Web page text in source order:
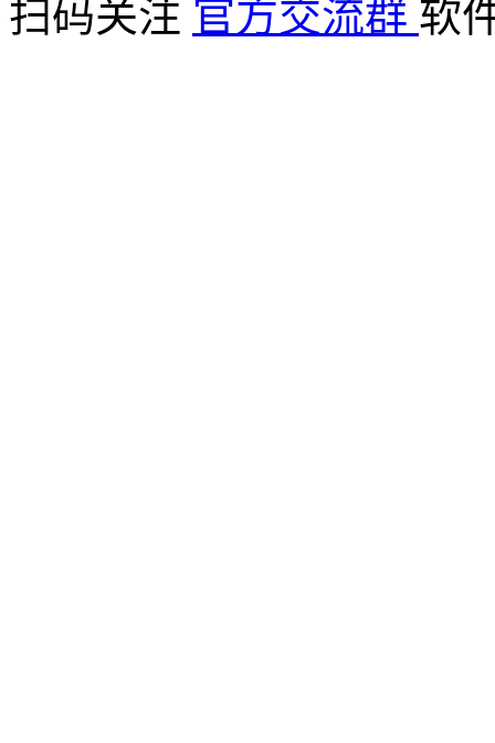
扫码关注 官方交流群 软